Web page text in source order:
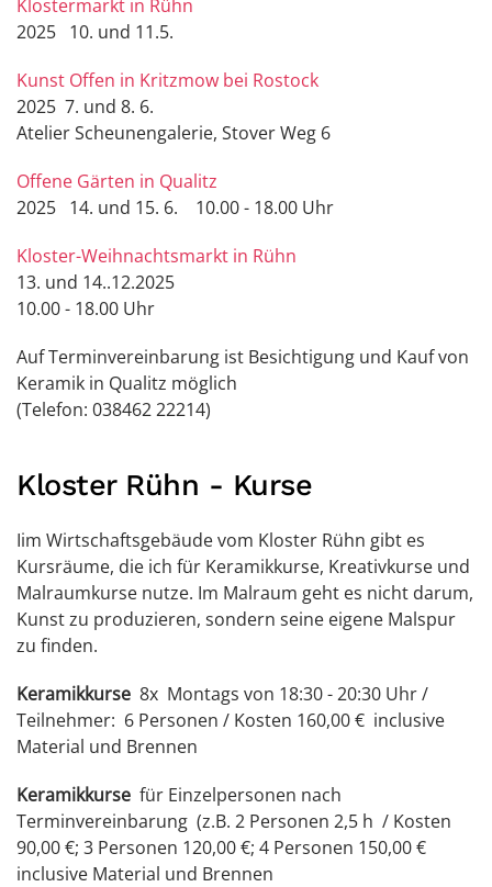
Klostermarkt in Rühn
2025 10. und 11.5.
Kunst Offen in Kritzmow bei Rostock
2025 7. und 8. 6.
Atelier Scheunengalerie, Stover Weg 6
Offene Gärten in Qualitz
2025 14. und 15. 6. 10.00 - 18.00 Uhr
Kloster-Weihnachtsmarkt in Rühn
13. und 14..12.2025
10.00 - 18.00 Uhr
Auf Terminvereinbarung ist Besichtigung und Kauf von
Keramik in Qualitz möglich
(Telefon: 038462 22214)
Kloster Rühn - Kurse
Iim Wirtschaftsgebäude vom Kloster Rühn gibt es
Kursräume, die ich für Keramikkurse, Kreativkurse und
Malraumkurse nutze. Im Malraum geht es nicht darum,
Kunst zu produzieren, sondern seine eigene Malspur
zu finden.
Keramikkurse 8x Montags von 18:30 - 20:30 Uhr /
Teilnehmer: 6 Personen / Kosten 160,00 € inclusive
Material und Brennen
Keramikkurse für Einzelpersonen nach
Terminvereinbarung (z.B. 2 Personen 2,5 h / Kosten
90,00 €; 3 Personen 120,00 €; 4 Personen 150,00 €
inclusive Material und Brennen